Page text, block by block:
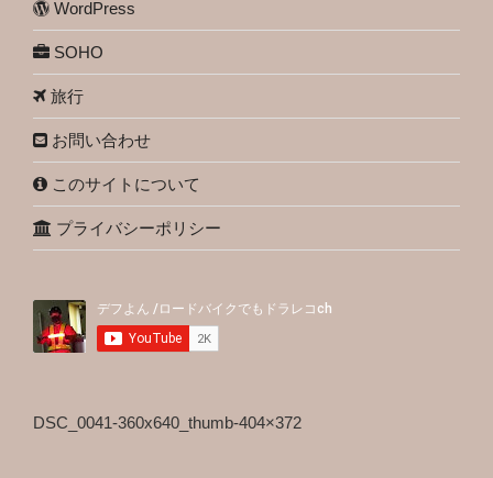
WordPress
SOHO
旅行
お問い合わせ
このサイトについて
プライバシーポリシー
DSC_0041-360x640_thumb-404×372